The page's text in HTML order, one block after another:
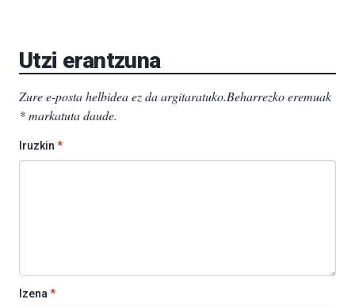
Utzi erantzuna
Zure e-posta helbidea ez da argitaratuko.Beharrezko eremuak
*markatuta daude.
Iruzkin *
Izena *